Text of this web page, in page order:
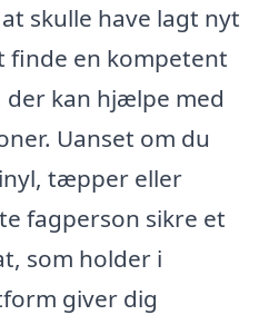
skulle have lagt nyt
finde en kompetent
kan hjælpe med
Uanset om du
tæpper eller
fagperson sikre et
som holder i
giver dig